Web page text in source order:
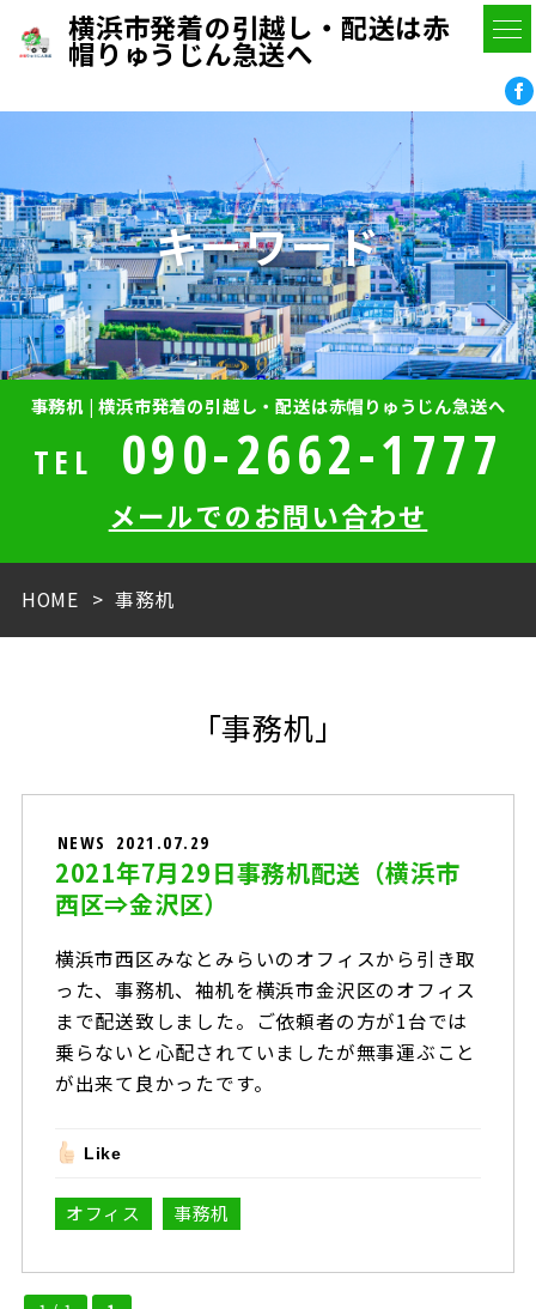
横浜市発着の引越し・配送は赤
帽りゅうじん急送へ
キーワード
事務机 | 横浜市発着の引越し・配送は赤帽りゅうじん急送へ
TEL 090-2662-1777
メールでのお問い合わせ
HOME 事務机
「事務机」
NEWS 2021.07.29
2021年7月29日事務机配送（横浜市
西区⇒金沢区）
横浜市西区みなとみらいのオフィスから引き取
った、事務机、袖机を横浜市金沢区のオフィス
まで配送致しました。ご依頼者の方が1台では
乗らないと心配されていましたが無事運ぶこと
が出来て良かったです。
Like
オフィス 事務机